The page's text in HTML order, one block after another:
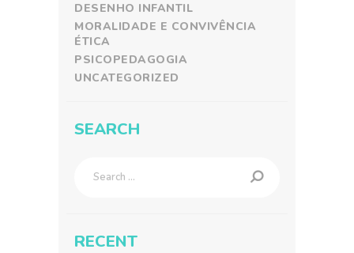
DESENHO INFANTIL
MORALIDADE E CONVIVÊNCIA
ÉTICA
PSICOPEDAGOGIA
UNCATEGORIZED
SEARCH
RECENT